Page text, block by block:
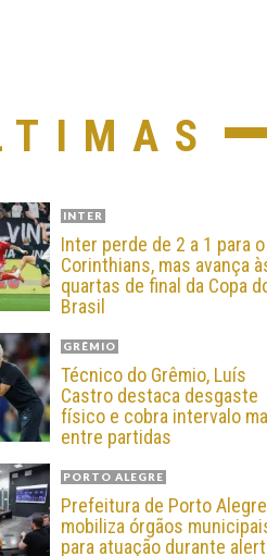
INTER
Inter perde de 2 a 1 para o
Corinthians, mas avança
quartas de final da Copa
Brasil
GRÊMIO
Técnico do Grêmio, Luís
Castro destaca desgaste
físico e cobra intervalo
entre partidas
PORTO ALEGRE
Prefeitura de Porto Alegre
mobiliza órgãos
para atuação durante